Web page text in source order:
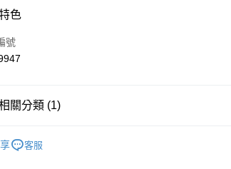
式
一次付款
色
號
關分類 (1)
客服